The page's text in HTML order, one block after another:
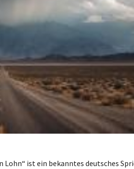
Lohn“ ist ein bekanntes deutsches